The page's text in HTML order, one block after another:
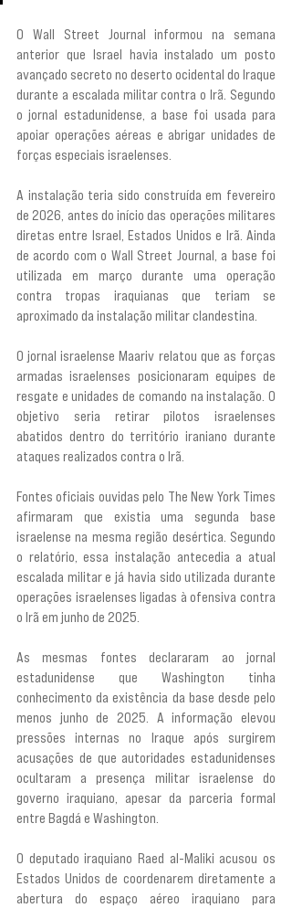
O Wall Street Journal informou na semana
anterior que Israel havia instalado um posto
avançado secreto no deserto ocidental do Iraque
durante a escalada militar contra o Irã. Segundo
o jornal estadunidense, a base foi usada para
apoiar operações aéreas e abrigar unidades de
forças especiais israelenses.
A instalação teria sido construída em fevereiro
de 2026, antes do início das operações militares
diretas entre Israel, Estados Unidos e Irã. Ainda
de acordo com o Wall Street Journal, a base foi
utilizada em março durante uma operação
contra tropas iraquianas que teriam se
aproximado da instalação militar clandestina.
O jornal israelense Maariv relatou que as forças
armadas israelenses posicionaram equipes de
resgate e unidades de comando na instalação. O
objetivo seria retirar pilotos israelenses
abatidos dentro do território iraniano durante
ataques realizados contra o Irã.
Fontes oficiais ouvidas pelo The New York Times
afirmaram que existia uma segunda base
israelense na mesma região desértica. Segundo
o relatório, essa instalação antecedia a atual
escalada militar e já havia sido utilizada durante
operações israelenses ligadas à ofensiva contra
o Irã em junho de 2025.
As mesmas fontes declararam ao jornal
estadunidense que Washington tinha
conhecimento da existência da base desde pelo
menos junho de 2025. A informação elevou
pressões internas no Iraque após surgirem
acusações de que autoridades estadunidenses
ocultaram a presença militar israelense do
governo iraquiano, apesar da parceria formal
entre Bagdá e Washington.
O deputado iraquiano Raed al-Maliki acusou os
Estados Unidos de coordenarem diretamente a
abertura do espaço aéreo iraquiano para